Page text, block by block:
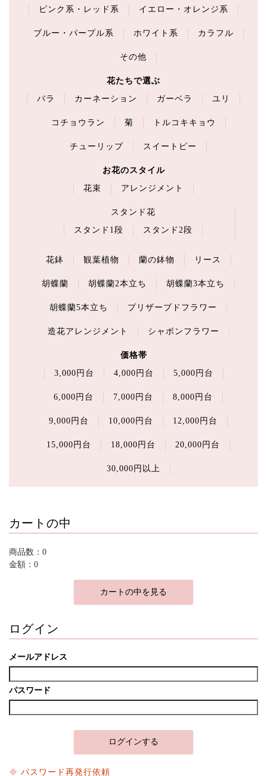
ピンク系・レッド系
イエロー・オレンジ系
ブルー・パープル系 ホワイト系 カラフル
その他
花たちで選ぶ
バラ
カーネーション ガーベラ ユリ
コチョウラン 菊 トルコキキョウ
チューリップ スイートピー
お花のスタイル
花束
アレンジメント
スタンド花
スタンド1段
スタンド2段
花鉢 観葉植物 蘭の鉢物 リース
胡蝶蘭 胡蝶蘭2本立ち 胡蝶蘭3本立ち
胡蝶蘭5本立ち プリザーブドフラワー
造花アレンジメント シャボンフラワー
価格帯
3,000円台
4,000円台 5,000円台
6,000円台 7,000円台 8,000円台
9,000円台 10,000円台 12,000円台
15,000円台 18,000円台 20,000円台
30,000円以上
カートの中
商品数：0
金額：0
カートの中を見る
ログイン
メールアドレス
パスワード
パスワード再発行依頼